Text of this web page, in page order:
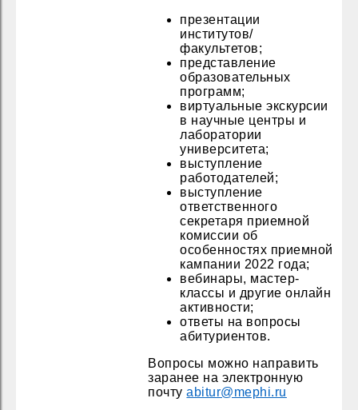
презентации
институтов/
факультетов;
представление
образовательных
программ​;
виртуальные экскурсии
в научные центры и
лаборатории
университета;
выступление
работодателей;
выступление
ответственного
секретаря приемной
комиссии об
особенностях приемной
кампании 2022 года;
вебинары, мастер-
классы и другие онлайн
активности;
ответы на вопросы
абитуриентов.
Вопросы можно направить
заранее на электронную
почтуabitur@mephi.ru